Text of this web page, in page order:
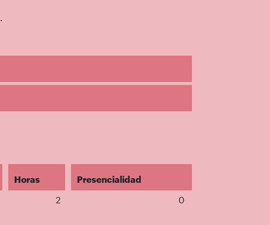
Horas
Presencialidad
2 0